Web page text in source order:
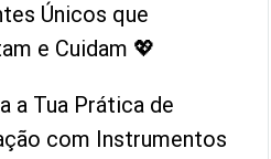
Únicos que
e Cuidam 💖
a Tua Prática de
com Instrumentos